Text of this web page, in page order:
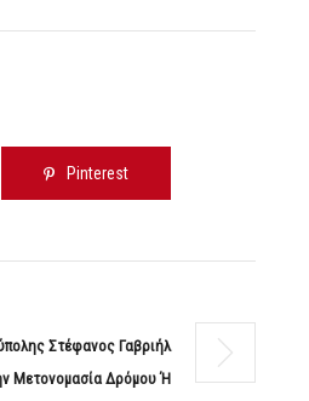
Pinterest
Στέφανος Γαβριήλ
Μετονομασία Δρόμου Ή